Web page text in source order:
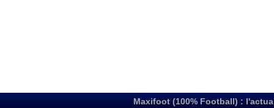
Maxifoot (100% Football) :